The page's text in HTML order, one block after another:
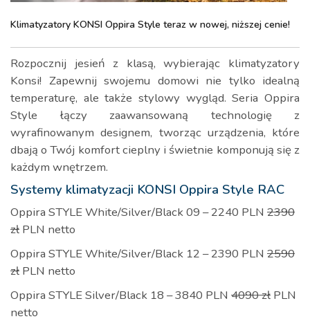
Klimatyzatory KONSI Oppira Style teraz w nowej, niższej cenie!
Rozpocznij jesień z klasą, wybierając klimatyzatory
Konsi! Zapewnij swojemu domowi nie tylko idealną
temperaturę, ale także stylowy wygląd. Seria Oppira
Style łączy zaawansowaną technologię z
wyrafinowanym designem, tworząc urządzenia, które
dbają o Twój komfort cieplny i świetnie komponują się z
każdym wnętrzem.
Systemy klimatyzacji KONSI Oppira Style RAC
Oppira STYLE White/Silver/Black 09 – 2240 PLN 2390
zł PLN netto
Oppira STYLE White/Silver/Black 12 – 2390 PLN 2590
zł PLN netto
Oppira STYLE Silver/Black 18 – 3840 PLN 4090 zł PLN
netto